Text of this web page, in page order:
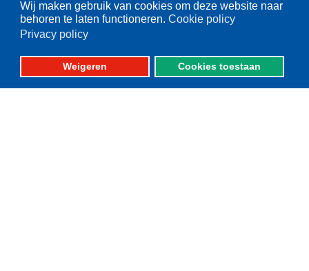
Wij maken gebruik van cookies om deze website naar
behoren te laten functioneren. Cookie policy
Privacy policy
Weigeren Cookies toestaan
Duurzaamheid
Pulsvisserij
Innovatie
Algemeen/Overig beleid